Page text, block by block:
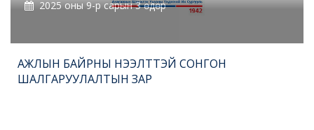
2025 оны 9-р сарын 3 өдөр
АЖЛЫН БАЙРНЫ НЭЭЛТТЭЙ СОНГОН
ШАЛГАРУУЛАЛТЫН ЗАР